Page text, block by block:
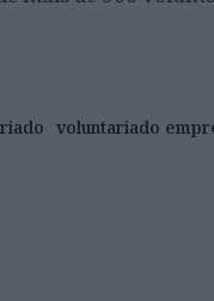
voluntariado